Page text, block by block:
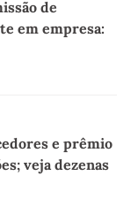
de
em empresa:
e prêmio
veja dezenas